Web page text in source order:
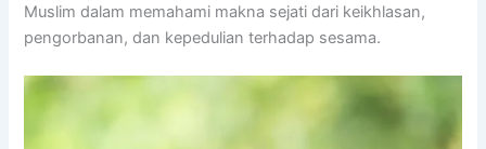
Muslim dalam memahami makna sejati dari keikhlasan,
pengorbanan, dan kepedulian terhadap sesama.